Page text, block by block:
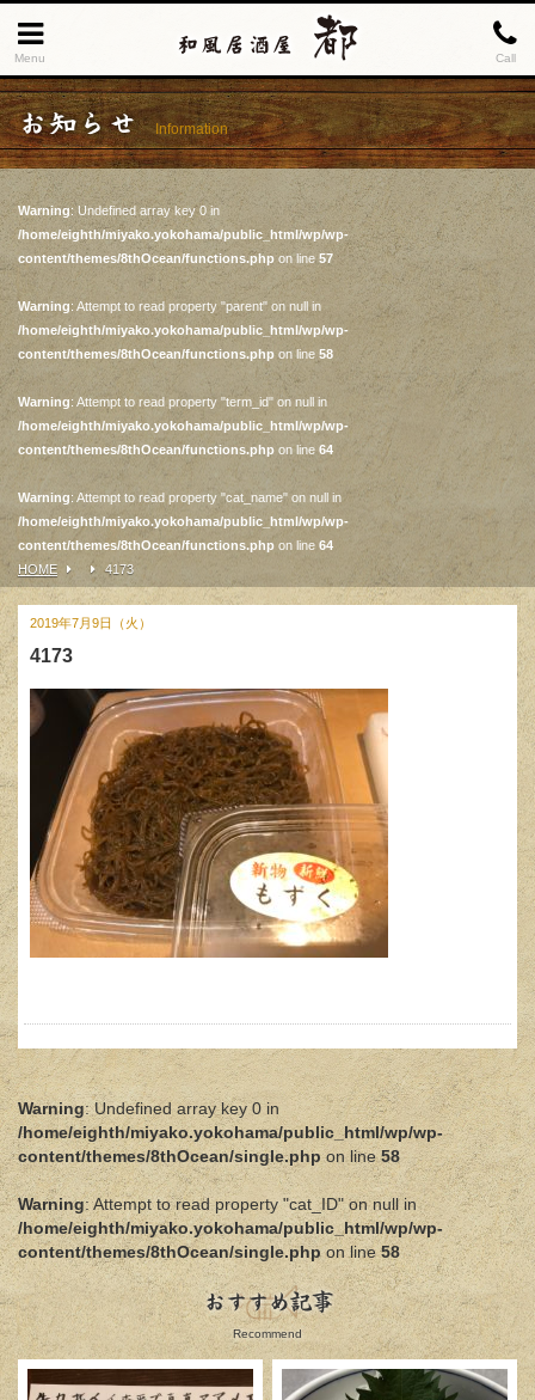
Menu Call
お知らせ Information
Warning: Undefined array key 0 in
/home/eighth/miyako.yokohama/public_html/wp/wp-
content/themes/8thOcean/functions.phpon line57
Warning: Attempt to read property "parent" on null in
/home/eighth/miyako.yokohama/public_html/wp/wp-
content/themes/8thOcean/functions.php on line 58
Warning: Attempt to read property "term_id" on null in
/home/eighth/miyako.yokohama/public_html/wp/wp-
content/themes/8thOcean/functions.php on line 64
Warning: Attempt to read property "cat_name" on null in
/home/eighth/miyako.yokohama/public_html/wp/wp-
content/themes/8thOcean/functions.php on line 64
HOME
4173
2019年7月9日（火）
4173
Warning: Undefined array key 0 in
/home/eighth/miyako.yokohama/public_html/wp/wp-
content/themes/8thOcean/single.phpon line58
Warning: Attempt to read property "cat_ID" on null in
/home/eighth/miyako.yokohama/public_html/wp/wp-
content/themes/8thOcean/single.phpon line58
おすすめ記事
Recommend